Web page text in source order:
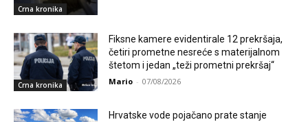
Crna kronika
Crna kronika
Fiksne kamere evidentirale 12 prekršaja,
četiri prometne nesreće s materijalnom
štetom i jedan „teži prometni prekršaj“
Mario - 07/08/2026
Hrvatske vode pojačano prate stanje